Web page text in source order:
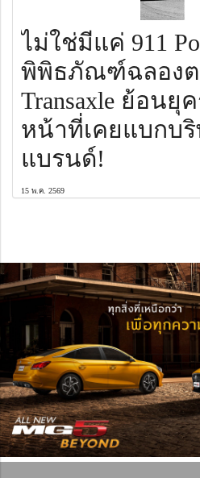
ไม่ใช่มีแค่ 911
พิพิธภัณฑ์ฉลองต
Transaxle ย้อนยุ
หน้าที่เคยแบกบ
แบรนด์!
15 พ.ค. 2569